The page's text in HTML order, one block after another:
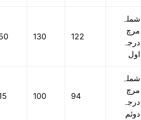
130 122
شملہ
مرچ
درجہ
اول
100 94
شملہ
مرچ
درجہ
دوئم